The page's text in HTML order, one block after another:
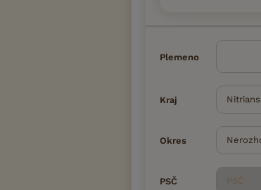
Plemeno
Kraj
Okres
PSČ PSČ